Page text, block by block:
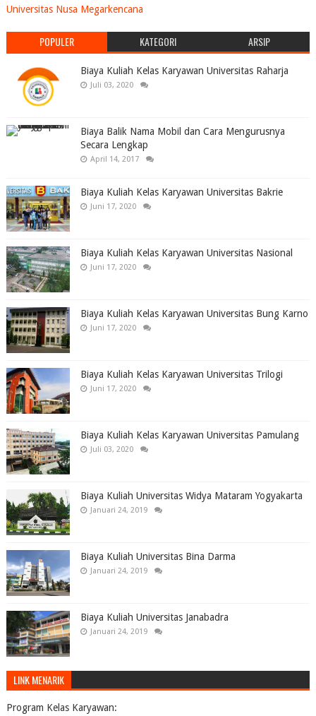
Universitas Nusa Megarkencana
POPULER KATEGORI ARSIP
Biaya Kuliah Kelas Karyawan Universitas Raharja
Juli 03, 2020
Biaya Balik Nama Mobil dan Cara Mengurusnya
Secara Lengkap
April 14, 2017
Biaya Kuliah Kelas Karyawan Universitas Bakrie
Juni 17, 2020
Biaya Kuliah Kelas Karyawan Universitas Nasional
Juni 17, 2020
Biaya Kuliah Kelas Karyawan Universitas Bung Karno
Juni 17, 2020
Biaya Kuliah Kelas Karyawan Universitas Trilogi
Juni 17, 2020
Biaya Kuliah Kelas Karyawan Universitas Pamulang
Juli 03, 2020
Biaya Kuliah Universitas Widya Mataram Yogyakarta
Januari 24, 2019
Biaya Kuliah Universitas Bina Darma
Januari 24, 2019
Biaya Kuliah Universitas Janabadra
Januari 24, 2019
LINK MENARIK
Program Kelas Karyawan: